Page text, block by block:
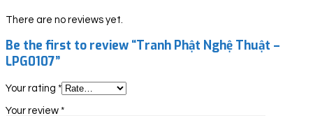
There are no reviews yet.
Be the first to review “Tranh Phật Nghệ Thuật –
LPG0107”
Your rating *
Your review *